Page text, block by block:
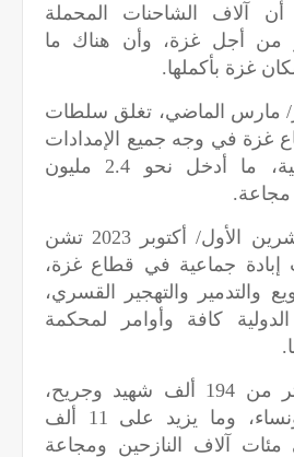
أن آلاف الشاحنات المحملة
من أجل غزة، وأن هناك ما
غزة بأكملها.
مارس الماضي، تغلق سلطات
غزة في وجه جميع الإمدادات
والمساعدات الإغاثية، ما أدخل نحو 2.4 مليون
ومنذ السابع من تشرين الأول/ أكتوبر 2023 تشن
إبادة جماعية في قطاع غزة،
والتدمير والتهجير القسري،
الدولية كافة وأوامر لمحكمة
وخلّفت الإبادة، أكثر من 194 ألف شهيد وجريح،
معظمهم أطفال ونساء، وما يزيد على 11 ألف
مئات آلاف النازحين ومجاعة